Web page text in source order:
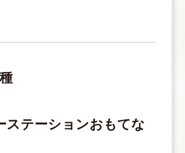
ステーションおもてな